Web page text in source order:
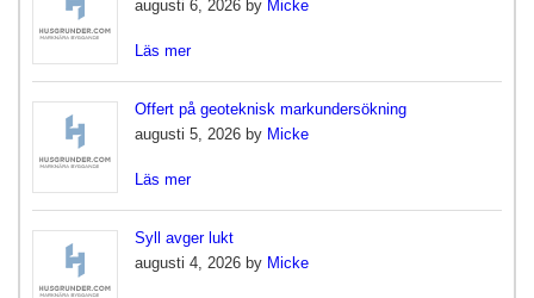
augusti 6, 2026 by Micke
Läs mer
Offert på geoteknisk markundersökning
augusti 5, 2026 by Micke
Läs mer
Syll avger lukt
augusti 4, 2026 by Micke